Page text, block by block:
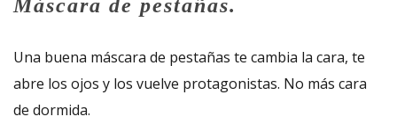
Máscara de pestañas.
Una buena máscara de pestañas te cambia la cara, te
abre los ojos y los vuelve protagonistas. No más cara
de dormida.